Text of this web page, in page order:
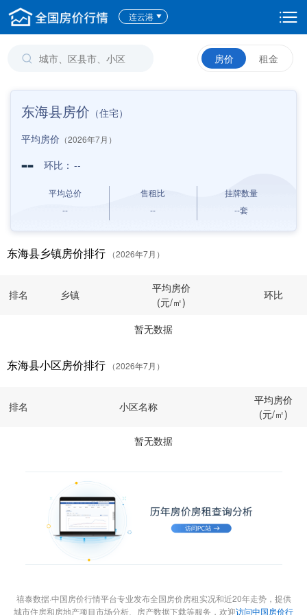
连云港
房价 租金
东海县房价 （住宅）
平均房价 （2026年7月）
-- 环比： --
平均总价
--
售租比
--
挂牌数量
--套
东海县乡镇房价排行 （2026年7月）
排名 乡镇
平均房价
(元/㎡)
环比
暂无数据
东海县小区房价排行 （2026年7月）
排名 小区名称
平均房价
(元/㎡)
暂无数据
禧泰数据·中国房价行情平台专业发布全国房价房租实况和近20年走势，提供
城市住房和房地产项目市场分析、房产数据下载等服务，欢迎访问中国房价行